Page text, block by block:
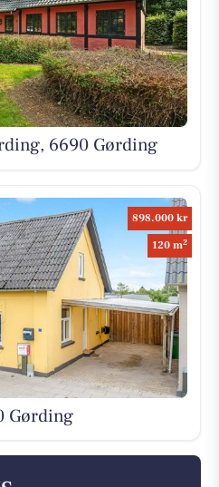
6690 Gørding
898.000 kr
120 m2
Gørding